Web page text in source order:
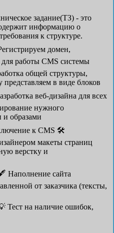
задание(ТЗ) - это
информацию о
к структуре.
домен,
для работы CMS системы
общей структуры,
в виде блоков
веб-дизайна для всех
нужного
и образами
к CMS 🛠
макеты страниц
верстку и
🖋 Наполнение сайта
от заказчика (тексты,
Тест на наличие ошибок,